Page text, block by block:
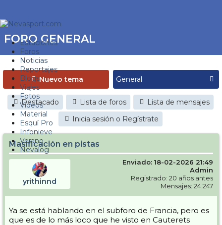
Estaciones
Foros
Noticias
Reportajes
Blogs
Viajes
Fotos
Videos
Material
Esquí Pro
Infonieve
Verano
Nevalog
FORO GENERAL
Nuevo tema
Destacado Lista de foros
Lista de mensajes
Inicia sesión o Regístrate
Masificación en pistas
yrithinnd
Enviado: 18-02-2026 21:49
Admin
Registrado: 20 años antes
Mensajes: 24.247
Ya se está hablando en el subforo de Francia, pero es
que es de lo más loco que he visto en Cauterets